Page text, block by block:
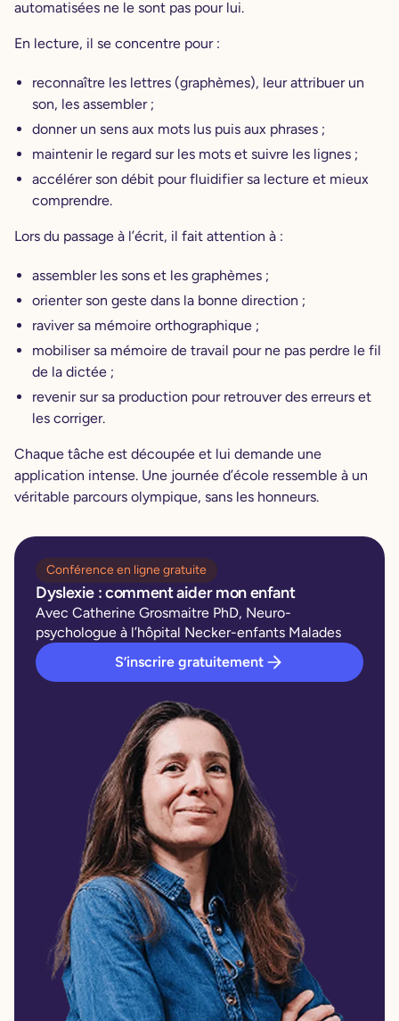
automatisées ne le sont pas pour lui.
En lecture, il se concentre pour :
reconnaître les lettres (graphèmes), leur attribuer un
son, les assembler ;
donner un sens aux mots lus puis aux phrases ;
maintenir le regard sur les mots et suivre les lignes ;
accélérer son débit pour fluidifier sa lecture et mieux
comprendre.
Lors du passage à l’écrit, il fait attention à :
assembler les sons et les graphèmes ;
orienter son geste dans la bonne direction ;
raviver sa mémoire orthographique ;
mobiliser sa mémoire de travail pour ne pas perdre le fil
de la dictée ;
revenir sur sa production pour retrouver des erreurs et
les corriger.
Chaque tâche est découpée et lui demande une
application intense. Une journée d’école ressemble à un
véritable parcours olympique, sans les honneurs.
Conférence en ligne gratuite
Dyslexie : comment aider mon enfant
Avec Catherine Grosmaitre PhD, Neuro-
psychologue à l’hôpital Necker-enfants Malades
S’inscrire gratuitement